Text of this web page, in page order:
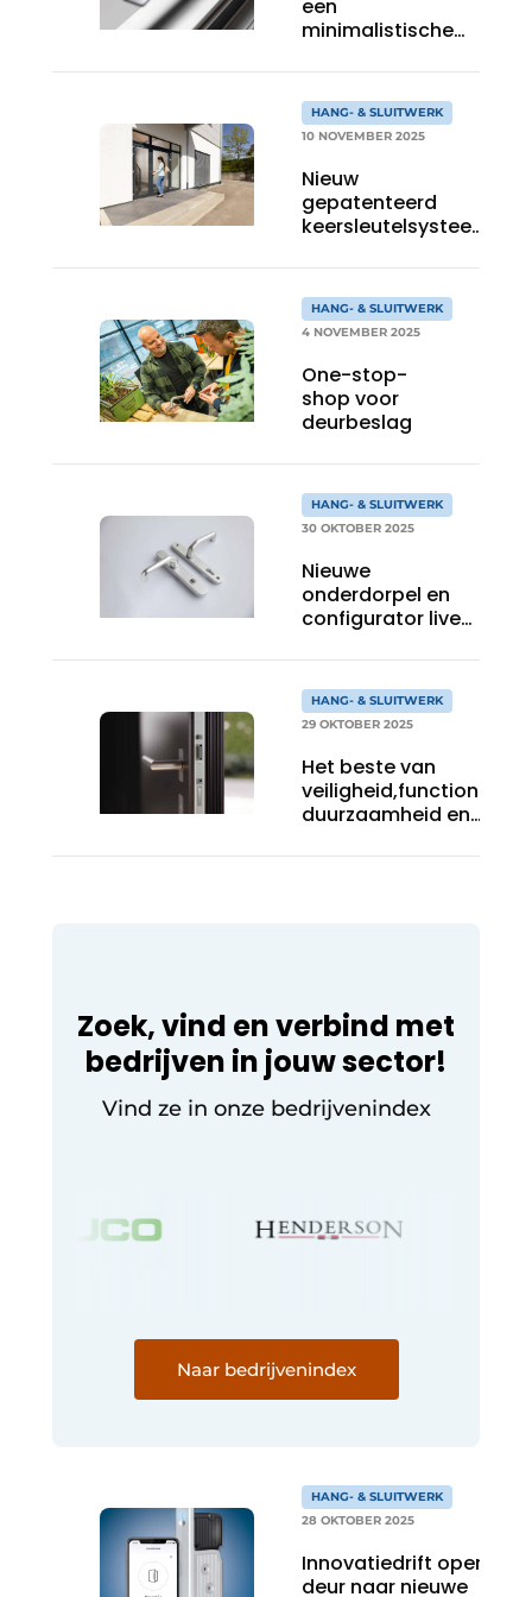
een
minimalistische
HANG- & SLUITWERK
10 NOVEMBER 2025
Nieuw
gepatenteerd
keersleutelsysteem
behoefte
HANG- & SLUITWERK
4 NOVEMBER 2025
One-stop-
shop voor
deurbeslag
HANG- & SLUITWERK
30 OKTOBER 2025
Nieuwe
onderdorpel en
configurator live
HoutPro+
HANG- & SLUITWERK
29 OKTOBER 2025
Het beste van
duurzaamheid en
Zoek, vind en verbind met
bedrijven in jouw sector!
Vind ze in onze bedrijvenindex
Naar bedrijvenindex
HANG- & SLUITWERK
28 OKTOBER 2025
Innovatiedrift opent
deur naar nieuwe